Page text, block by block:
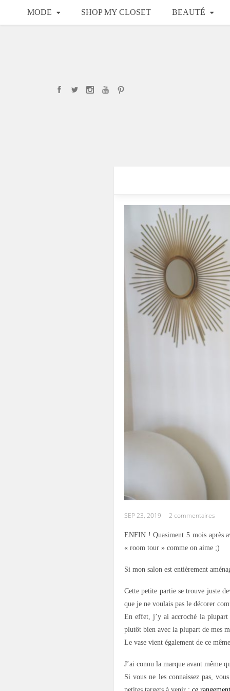
MODE SHOP MY CLOSET BEAUTÉ
SEP 23, 2019 2 commentaires
ENFIN ! Quasiment 5 mois après
« room tour » comme on aime ;)
Si mon salon est entièrement
Cette petite partie se trouve juste
que je ne voulais pas le décorer
En effet, j’y ai accroché la
plutôt bien avec la plupart de mes
Le vase vient également de ce
J’ai connu la marque avant même
Si vous ne les connaissez pas,